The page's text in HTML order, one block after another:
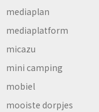
mediaplan
mediaplatform
micazu
mini camping
mobiel
mooiste dorpjes